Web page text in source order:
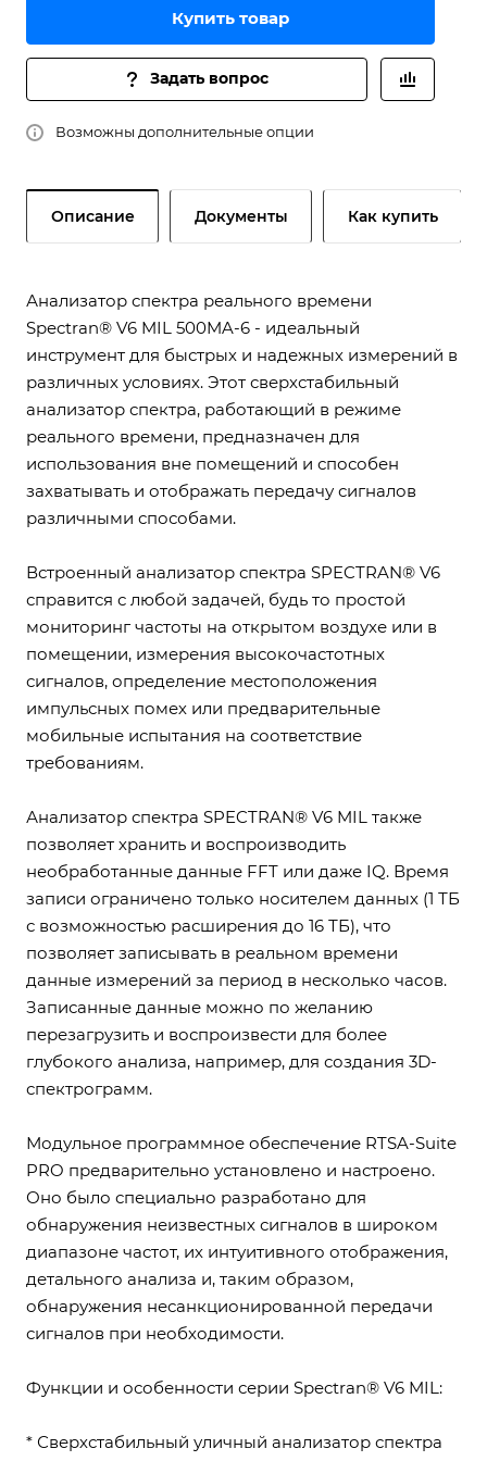
Купить товар
Задать вопрос
Возможны дополнительные опции
Описание Документы Как купить
Анализатор спектра реального времени
Spectran® V6 MIL 500MA-6 - идеальный
инструмент для быстрых и надежных измерений в
различных условиях. Этот сверхстабильный
анализатор спектра, работающий в режиме
реального времени, предназначен для
использования вне помещений и способен
захватывать и отображать передачу сигналов
различными способами.
Встроенный анализатор спектра SPECTRAN® V6
справится с любой задачей, будь то простой
мониторинг частоты на открытом воздухе или в
помещении, измерения высокочастотных
сигналов, определение местоположения
импульсных помех или предварительные
мобильные испытания на соответствие
требованиям.
Анализатор спектра SPECTRAN® V6 MIL также
позволяет хранить и воспроизводить
необработанные данные FFT или даже IQ. Время
записи ограничено только носителем данных (1 ТБ
с возможностью расширения до 16 ТБ), что
позволяет записывать в реальном времени
данные измерений за период в несколько часов.
Записанные данные можно по желанию
перезагрузить и воспроизвести для более
глубокого анализа, например, для создания 3D-
спектрограмм.
Модульное программное обеспечение RTSA-Suite
PRO предварительно установлено и настроено.
Оно было специально разработано для
обнаружения неизвестных сигналов в широком
диапазоне частот, их интуитивного отображения,
детального анализа и, таким образом,
обнаружения несанкционированной передачи
сигналов при необходимости.
Функции и особенности серии Spectran® V6 MIL:
* Сверхстабильный уличный анализатор спектра